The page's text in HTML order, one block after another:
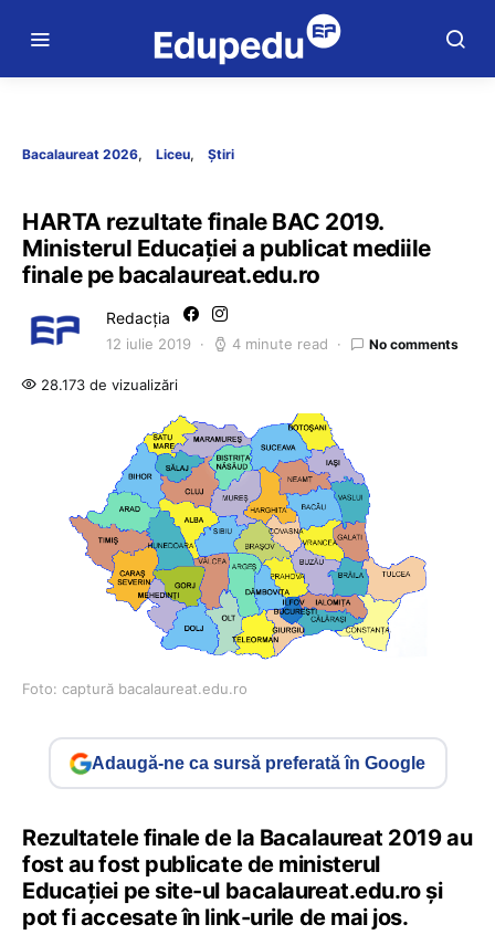
Bacalaureat 2026 Liceu Știri
HARTA rezultate finale BAC 2019.
Ministerul Educației a publicat mediile
finale pe bacalaureat.edu.ro
Redacția
12 iulie 2019 4 minute read No comments
28.173 de vizualizări
Foto: captură bacalaureat.edu.ro
Adaugă-ne ca sursă preferată în Google
Rezultatele finale de la Bacalaureat 2019 au
fost au fost publicate de ministerul
Educației pe site-ul bacalaureat.edu.ro și
pot fi accesate în link-urile de mai jos.